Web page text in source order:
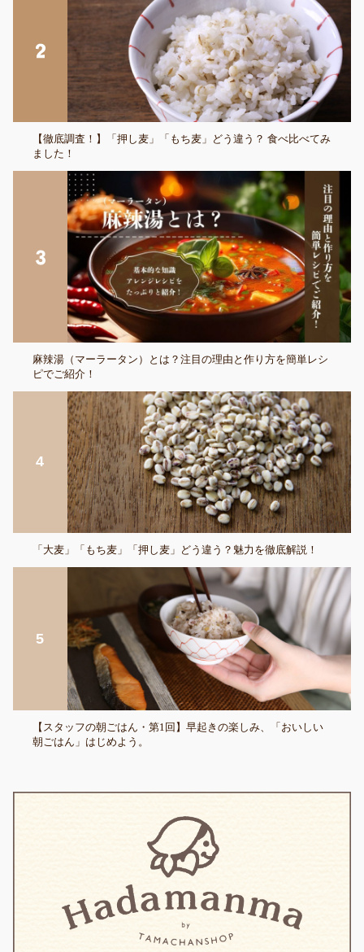
【徹底調査！】「押し麦」「もち麦」どう違う？ 食べ比べてみ
ました！
麻辣湯（マーラータン）とは？注目の理由と作り方を簡単レシ
ピでご紹介！
「大麦」「もち麦」「押し麦」どう違う？魅力を徹底解説！
【スタッフの朝ごはん・第1回】早起きの楽しみ、「おいしい
朝ごはん」はじめよう。